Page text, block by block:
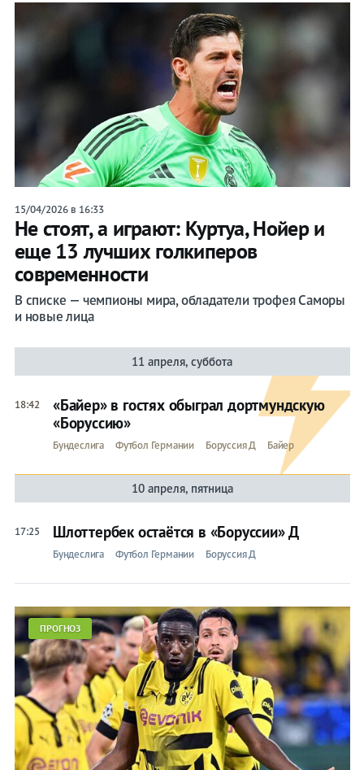
15/04/2026 в 16:33
Не стоят, а играют: Куртуа, Нойер и
еще 13 лучших голкиперов
современности
В списке — чемпионы мира, обладатели трофея Саморы
и новые лица
11 апреля, суббота
18:42
«Байер» в гостях обыграл дортмундскую
«Боруссию»
Бундеслига Футбол Германии Боруссия Д Байер
10 апреля, пятница
17:25 Шлоттербек остаётся в «Боруссии» Д
Бундеслига Футбол Германии Боруссия Д
ПРОГНОЗ
Боруссия М
Вердер
Герта
Кельн
Майнц
Падерборн 07
РБ Лейпциг
Унион Берлин
Фортуна
Хоффенхайм 1899
Шальке 04
Прогнозы
на спорт
Букмекеры
Хоккей
Теннис
Бои
Прочие